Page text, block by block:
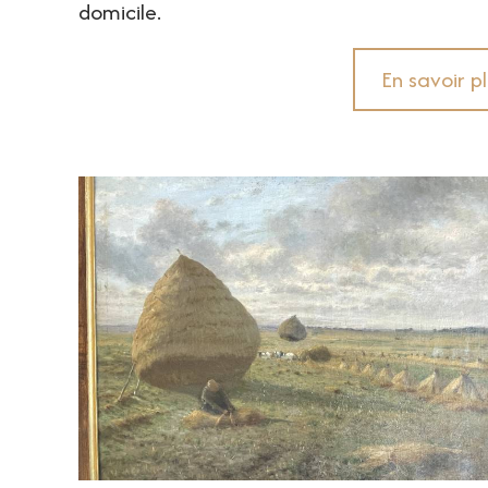
domicile.
En savoir